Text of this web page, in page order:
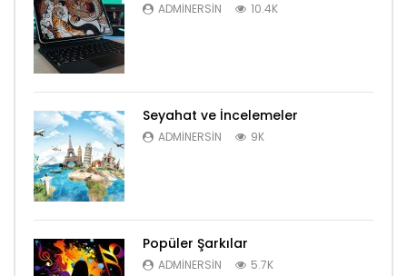
ADMINERSIN 10.4K
Seyahat ve İncelemeler
ADMINERSIN 9K
Popüler Şarkılar
ADMINERSIN 5.7K